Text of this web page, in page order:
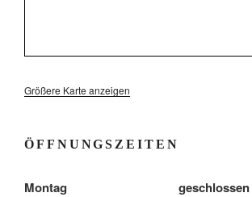
Größere Karte anzeigen
ÖFFNUNGSZEITEN
Montag geschlossen